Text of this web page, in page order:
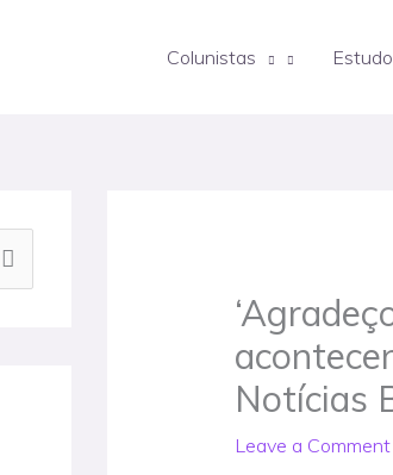
Colunistas Estudo
Notícias
Leave a Comment